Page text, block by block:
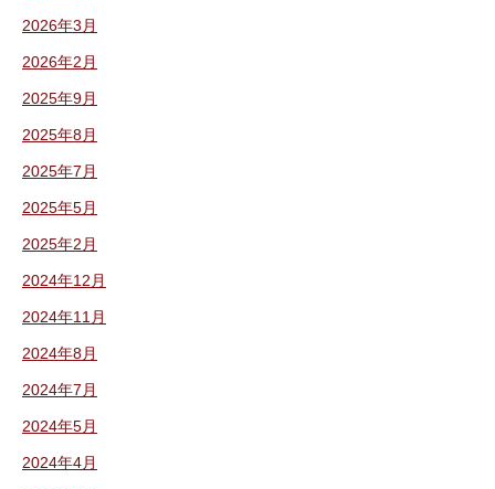
2026年3月
2026年2月
2025年9月
2025年8月
2025年7月
2025年5月
2025年2月
2024年12月
2024年11月
2024年8月
2024年7月
2024年5月
2024年4月